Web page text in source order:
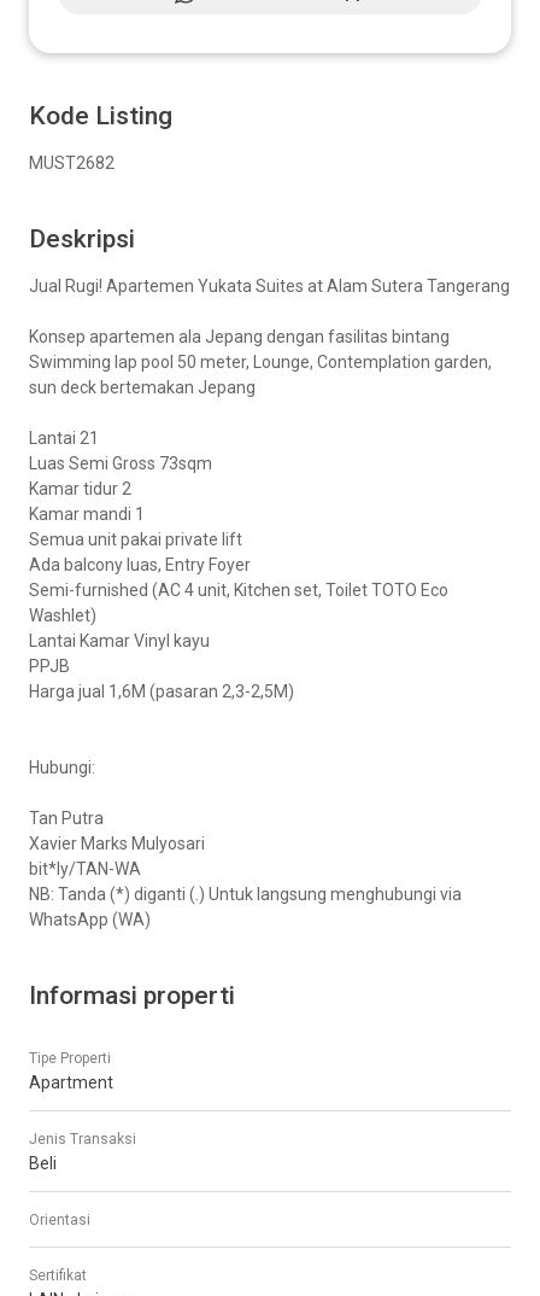
Kode Listing
MUST2682
Deskripsi
Jual Rugi! Apartemen Yukata Suites at Alam Sutera Tangerang
Konsep apartemen ala Jepang dengan fasilitas bintang
Swimming lap pool 50 meter, Lounge, Contemplation garden,
sun deck bertemakan Jepang
Lantai 21
Luas Semi Gross 73sqm
Kamar tidur 2
Kamar mandi 1
Semua unit pakai private lift
Ada balcony luas, Entry Foyer
Semi-furnished (AC 4 unit, Kitchen set, Toilet TOTO Eco
Washlet)
Lantai Kamar Vinyl kayu
PPJB
Harga jual 1,6M (pasaran 2,3-2,5M)
Hubungi:
Tan Putra
Xavier Marks Mulyosari
bit*ly/TAN-WA
NB: Tanda (*) diganti (.) Untuk langsung menghubungi via
WhatsApp (WA)
Informasi properti
Tipe Properti
Apartment
Jenis Transaksi
Beli
Orientasi
Sertifikat